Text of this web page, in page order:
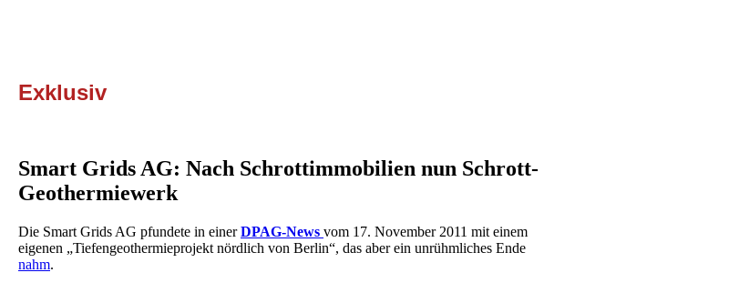
Exklusiv
Smart Grids AG: Nach Schrottimmobilien nun Schrott-
Geothermiewerk
Die Smart Grids AG pfundete in einerDPAG-News vom 17. November 2011 mit einem
eigenen „Tiefengeothermieprojekt nördlich von Berlin“, das aber ein unrühmliches Ende
nahm.